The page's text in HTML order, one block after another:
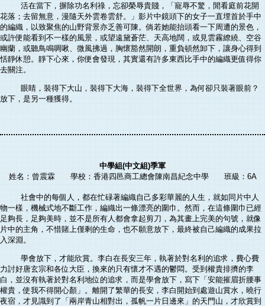
活在當下，摒除功名利祿，忘卻榮辱貴賤，「寵辱不驚，閒看庭前花開
花落；去留無意，漫隨天外雲卷雲舒。」影片中鏡頭下的女子一直埋首於手中
的編織，以致聚焦的山野背景亦乏善可陳。倘若她能抬頭看一下周遭的景色，
或許便能看到不一樣的風景，或望遠黛蒼茫、天高地闊，或見雲霧繚繞、空谷
幽蘭，或聽鳥鳴啁啾、微風拂過，胸懷豁然開朗，重負頓然卸下，讓身心得到
恬靜休憩。靜下心來，你便會發現，其實還有許多東西比手中的編織更值得你
去關注。
眼睛，裝得下大山，裝得下大海，裝得下全世界，為何卻只裝著眼前？
放下，是另一種獲得。
中學組(中文組)季軍
姓名：曾震霖 學校：香港四邑商工總會陳南昌紀念中學 班級：6A
社會中的每個人，都在忙碌著編織自己多彩華麗的人生，就如同片中人
物一樣，機械式地不斷工作，編織出一條漂亮的圍巾。然而，在這條圍巾已經
足夠長，足夠美時，並不是所有人都會拿起剪刀，為其畫上完美的句號，就像
片中的主角，不惜賭上僅剩的生命，也不願意放下，最終被自己編織的成果拉
入深淵。
學會放下，才能欣賞。李白在長安三年，執著於對名利的追求，費心費
力討好唐玄宗和各位大臣，換來的只有懷才不遇的鬱悶。受到權貴排擠的李
白，並沒有執著於對名利地位的追求，而是學會放下，寫下「安能摧眉折腰事
權貴，使我不得開心顏」。離開了繁華的長安，李白開始到處遊山賞水，曉行
夜宿，才見識到了「兩岸青山相對出，孤帆一片日邊來」的天門山，才欣賞到